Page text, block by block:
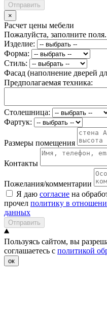
Отправить
×
Расчет цены мебели
Пожалуйста, заполните поля.
Изделие:
Форма:
Стиль:
Фасад (наполнение дверей
Предполагаемая техника:
Столешница:
Фартук:
Размеры помещения
Контакты
Пожелания/комментарии
Я даю согласие на
прочел политику в
данных
Отправить
Пользуясь сайтом, вы
соглашаетесь с политикой
ок